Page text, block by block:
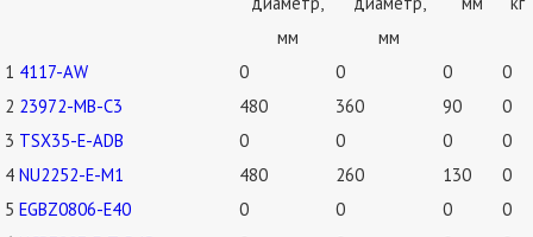
мм
мм
1 4117-AW 0 0 0
0
2 23972-MB-C3 480 360 90
0
3 TSX35-E-ADB 0 0 0
0
4 NU2252-E-M1 480 260 130
0
5 EGBZ0806-E40 0 0 0
0